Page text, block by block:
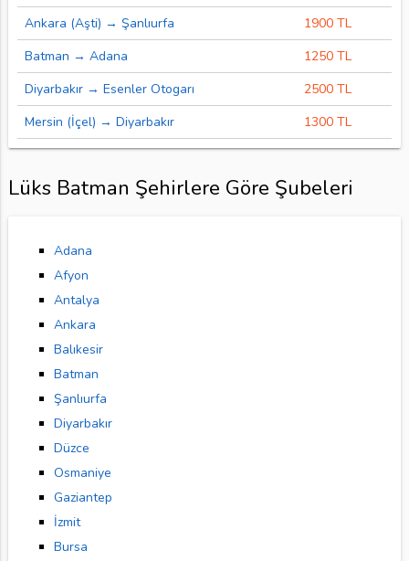
Ankara (Aşti) → Şanlıurfa
1900 TL
Batman → Adana
1250 TL
Diyarbakır → Esenler Otogarı
2500 TL
Mersin (İçel) → Diyarbakır
1300 TL
Lüks Batman Şehirlere Göre Şubeleri
Adana
Afyon
Antalya
Ankara
Balıkesir
Batman
Şanlıurfa
Diyarbakır
Düzce
Osmaniye
Gaziantep
İzmit
Bursa